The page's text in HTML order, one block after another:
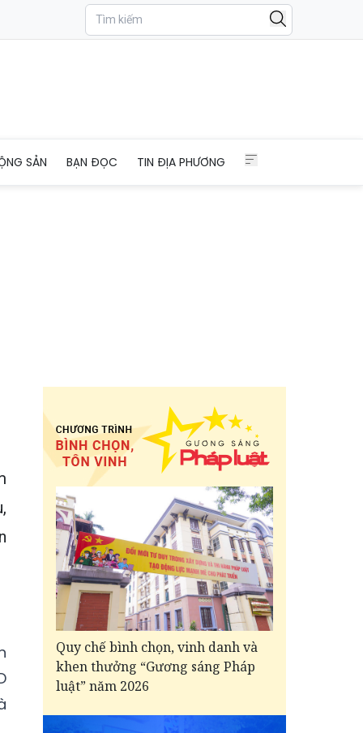
SẢN BẠN ĐỌC TIN ĐỊA PHƯƠNG
Quy chế bình chọn, vinh danh và
khen thưởng “Gương sáng Pháp
luật” năm 2026